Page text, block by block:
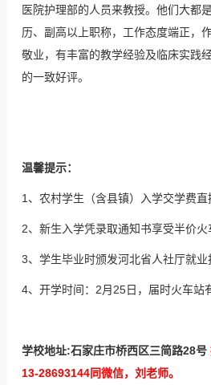
医院护理部的人员来教授。他们大都
历、副高以上职称，工作态度端正，
敬业，有丰富的教学经验及临床实践
的一致好评。
温馨提示：
1、农村学生（含县镇）入学交学费直
2、新生入学凭录取通知书享受半价火
3、学生毕业时颁发河北省人社厅就业
4、开学时间：2月25日，届时火车站
学校地址:石家庄市桥西区三简路28号
13-28693144同微信，刘老师。